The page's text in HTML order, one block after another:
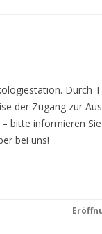
Durch
der Zugang zur
bitte informieren
bei uns!